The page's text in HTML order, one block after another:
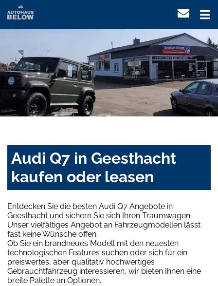
Audi Q7 in Geesthacht
kaufen oder leasen
Entdecken Sie die besten Audi Q7 Angebote in
Geesthacht und sichern Sie sich Ihren Traumwagen.
Unser vielfältiges Angebot an Fahrzeugmodellen lässt
fast keine Wünsche offen.
Ob Sie ein brandneues Modell mit den neuesten
technologischen Features suchen oder sich für ein
preiswertes, aber qualitativ hochwertiges
Gebrauchtfahrzeug interessieren, wir bieten Ihnen eine
breite Palette an Optionen.